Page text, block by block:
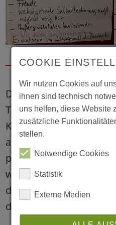
Deshalb erarbeitete
Tag eine Vision für das
Kindheitserinnerungen
ausgesucht, die
pädagogischen Kräfte
wo sie besonders
dieser Grundlage
das Haus abgeleitet.
COOKIE
Wir nutzen Cookies auf
ihnen sind technisch
uns helfen, diese Website
zusätzliche
stellen.
Notwendige Cookies
Statistik
Externe Medien